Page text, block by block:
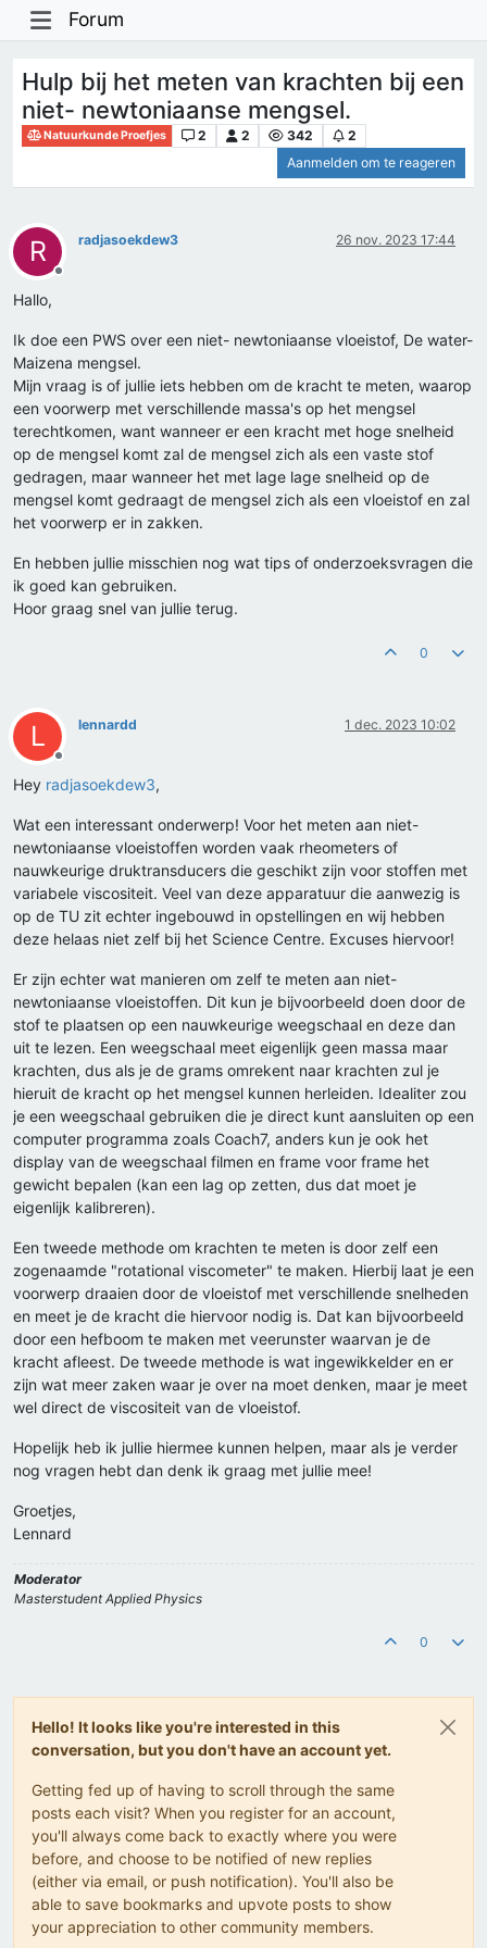
Forum
Hulp bij het meten van krachten bij een
niet- newtoniaanse mengsel.
Natuurkunde Proefjes 2 2 342
2
Aanmelden om te reageren
R
Offline
radjasoekdew3 26 nov. 2023 17:44
Hallo,
Ik doe een PWS over een niet- newtoniaanse vloeistof, De water-
Maizena mengsel.
Mijn vraag is of jullie iets hebben om de kracht te meten, waarop
een voorwerp met verschillende massa's op het mengsel
terechtkomen, want wanneer er een kracht met hoge snelheid
op de mengsel komt zal de mengsel zich als een vaste stof
gedragen, maar wanneer het met lage lage snelheid op de
mengsel komt gedraagt de mengsel zich als een vloeistof en zal
het voorwerp er in zakken.
En hebben jullie misschien nog wat tips of onderzoeksvragen die
ik goed kan gebruiken.
Hoor graag snel van jullie terug.
0
L
Offline
lennardd 1 dec. 2023 10:02
Hey radjasoekdew3,
Wat een interessant onderwerp! Voor het meten aan niet-
newtoniaanse vloeistoffen worden vaak rheometers of
nauwkeurige druktransducers die geschikt zijn voor stoffen met
variabele viscositeit. Veel van deze apparatuur die aanwezig is
op de TU zit echter ingebouwd in opstellingen en wij hebben
deze helaas niet zelf bij het Science Centre. Excuses hiervoor!
Er zijn echter wat manieren om zelf te meten aan niet-
newtoniaanse vloeistoffen. Dit kun je bijvoorbeeld doen door de
stof te plaatsen op een nauwkeurige weegschaal en deze dan
uit te lezen. Een weegschaal meet eigenlijk geen massa maar
krachten, dus als je de grams omrekent naar krachten zul je
hieruit de kracht op het mengsel kunnen herleiden. Idealiter zou
je een weegschaal gebruiken die je direct kunt aansluiten op een
computer programma zoals Coach7, anders kun je ook het
display van de weegschaal filmen en frame voor frame het
gewicht bepalen (kan een lag op zetten, dus dat moet je
eigenlijk kalibreren).
Een tweede methode om krachten te meten is door zelf een
zogenaamde "rotational viscometer" te maken. Hierbij laat je een
voorwerp draaien door de vloeistof met verschillende snelheden
en meet je de kracht die hiervoor nodig is. Dat kan bijvoorbeeld
door een hefboom te maken met veerunster waarvan je de
kracht afleest. De tweede methode is wat ingewikkelder en er
zijn wat meer zaken waar je over na moet denken, maar je meet
wel direct de viscositeit van de vloeistof.
Hopelijk heb ik jullie hiermee kunnen helpen, maar als je verder
nog vragen hebt dan denk ik graag met jullie mee!
Groetjes,
Lennard
Moderator
Masterstudent Applied Physics
0
Hello! It looks like you're interested in this
conversation, but you don't have an account yet.
Getting fed up of having to scroll through the same
posts each visit? When you register for an account,
you'll always come back to exactly where you were
before, and choose to be notified of new replies
(either via email, or push notification). You'll also be
able to save bookmarks and upvote posts to show
your appreciation to other community members.